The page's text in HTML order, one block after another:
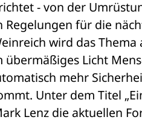
- von der
Regelungen für die
wird das
Licht
mehr
Unter dem Titel
Lenz die aktuellen